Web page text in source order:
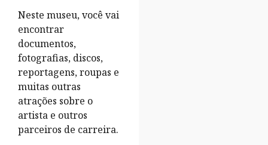
Neste museu, você vai
encontrar
documentos,
fotografias, discos,
reportagens, roupas e
muitas outras
atrações sobre o
artista e outros
parceiros de carreira.